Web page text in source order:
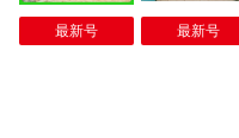
最新号 最新号